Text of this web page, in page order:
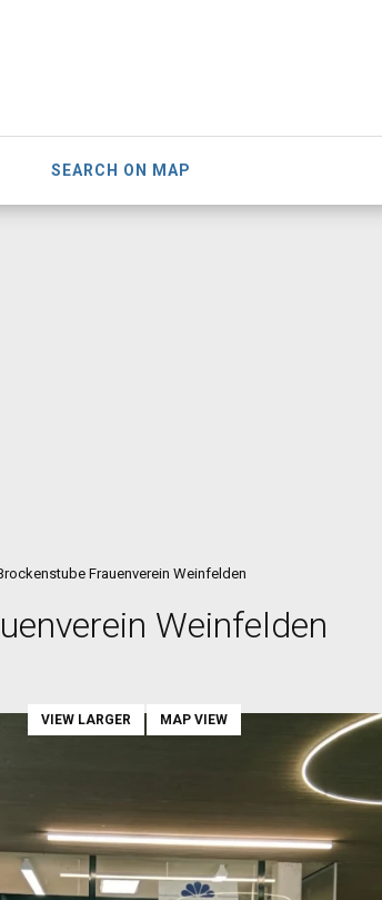
SEARCH ON MAP
Frauenverein Weinfelden
Weinfelden
VIEW LARGER MAP VIEW